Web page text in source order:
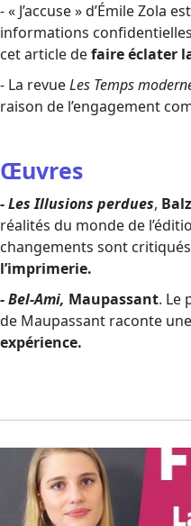
- « J’accuse » d’Émile Zola
informations confidentielles
cet article defaire éclater
- La revueLes Temps
raison de l’engagement
Œuvres
- Les Illusions perdues,
réalités du monde de
changements sont
l’imprimerie.
- Bel-Ami, Maupassant. Le
de Maupassant raconte une
expérience.